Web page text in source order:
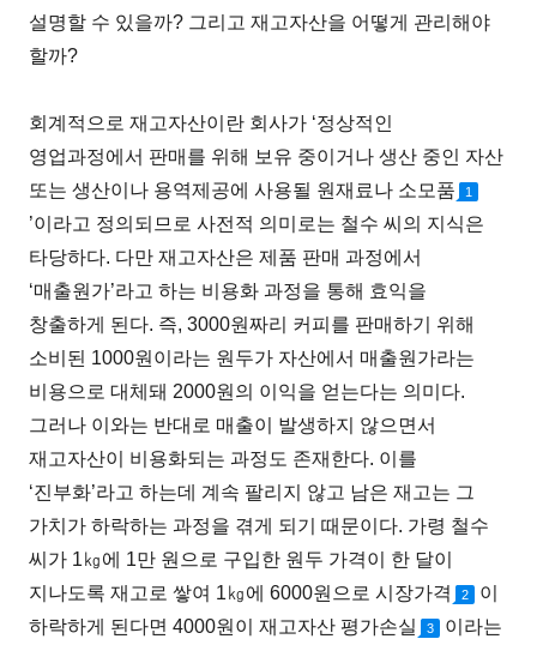
설명할 수 있을까? 그리고 재고자산을 어떻게 관리해야
할까?
회계적으로 재고자산이란 회사가 ‘정상적인
영업과정에서 판매를 위해 보유 중이거나 생산 중인 자산
또는 생산이나 용역제공에 사용될 원재료나 소모품
1
’이라고 정의되므로 사전적 의미로는 철수 씨의 지식은
타당하다. 다만 재고자산은 제품 판매 과정에서
‘매출원가’라고 하는 비용화 과정을 통해 효익을
창출하게 된다. 즉, 3000원짜리 커피를 판매하기 위해
소비된 1000원이라는 원두가 자산에서 매출원가라는
비용으로 대체돼 2000원의 이익을 얻는다는 의미다.
그러나 이와는 반대로 매출이 발생하지 않으면서
재고자산이 비용화되는 과정도 존재한다. 이를
‘진부화’라고 하는데 계속 팔리지 않고 남은 재고는 그
가치가 하락하는 과정을 겪게 되기 때문이다. 가령 철수
씨가 1㎏에 1만 원으로 구입한 원두 가격이 한 달이
지나도록 재고로 쌓여 1㎏에 6000원으로 시장가격
2
이
하락하게 된다면 4000원이 재고자산 평가손실
3
이라는